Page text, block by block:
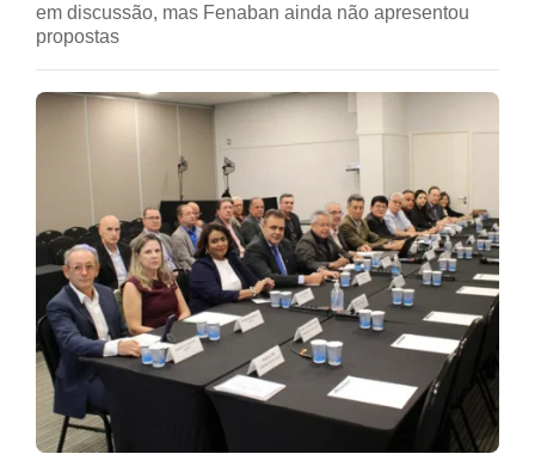
em discussão, mas Fenaban ainda não apresentou
propostas